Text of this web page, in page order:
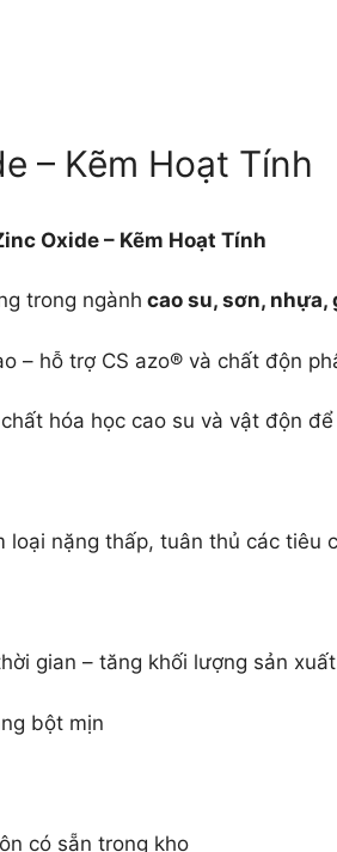
– Kẽm Hoạt Tính
Oxide – Kẽm Hoạt Tính
trong ngành cao su, sơn, nhựa,
– hỗ trợ CS azo® và chất độn
hóa học cao su và vật độn
loại nặng thấp, tuân thủ các tiêu
gian – tăng khối lượng sản
bột mịn
có sẵn trong kho